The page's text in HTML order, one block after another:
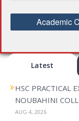
P
o
t
v
i
g
Academic
Latest
HSC PRACTICAL
NOUBAHINI
AUG 4, 2026